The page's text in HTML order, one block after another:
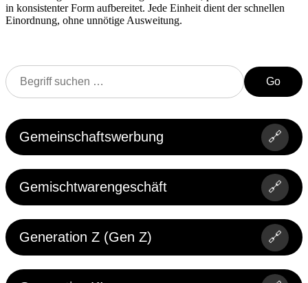
in konsistenter Form aufbereitet. Jede Einheit dient der schnellen
Einordnung, ohne unnötige Ausweitung.
Go
Gemeinschaftswerbung 🔗
Gemischtwarengeschäft 🔗
Generation Z (Gen Z) 🔗